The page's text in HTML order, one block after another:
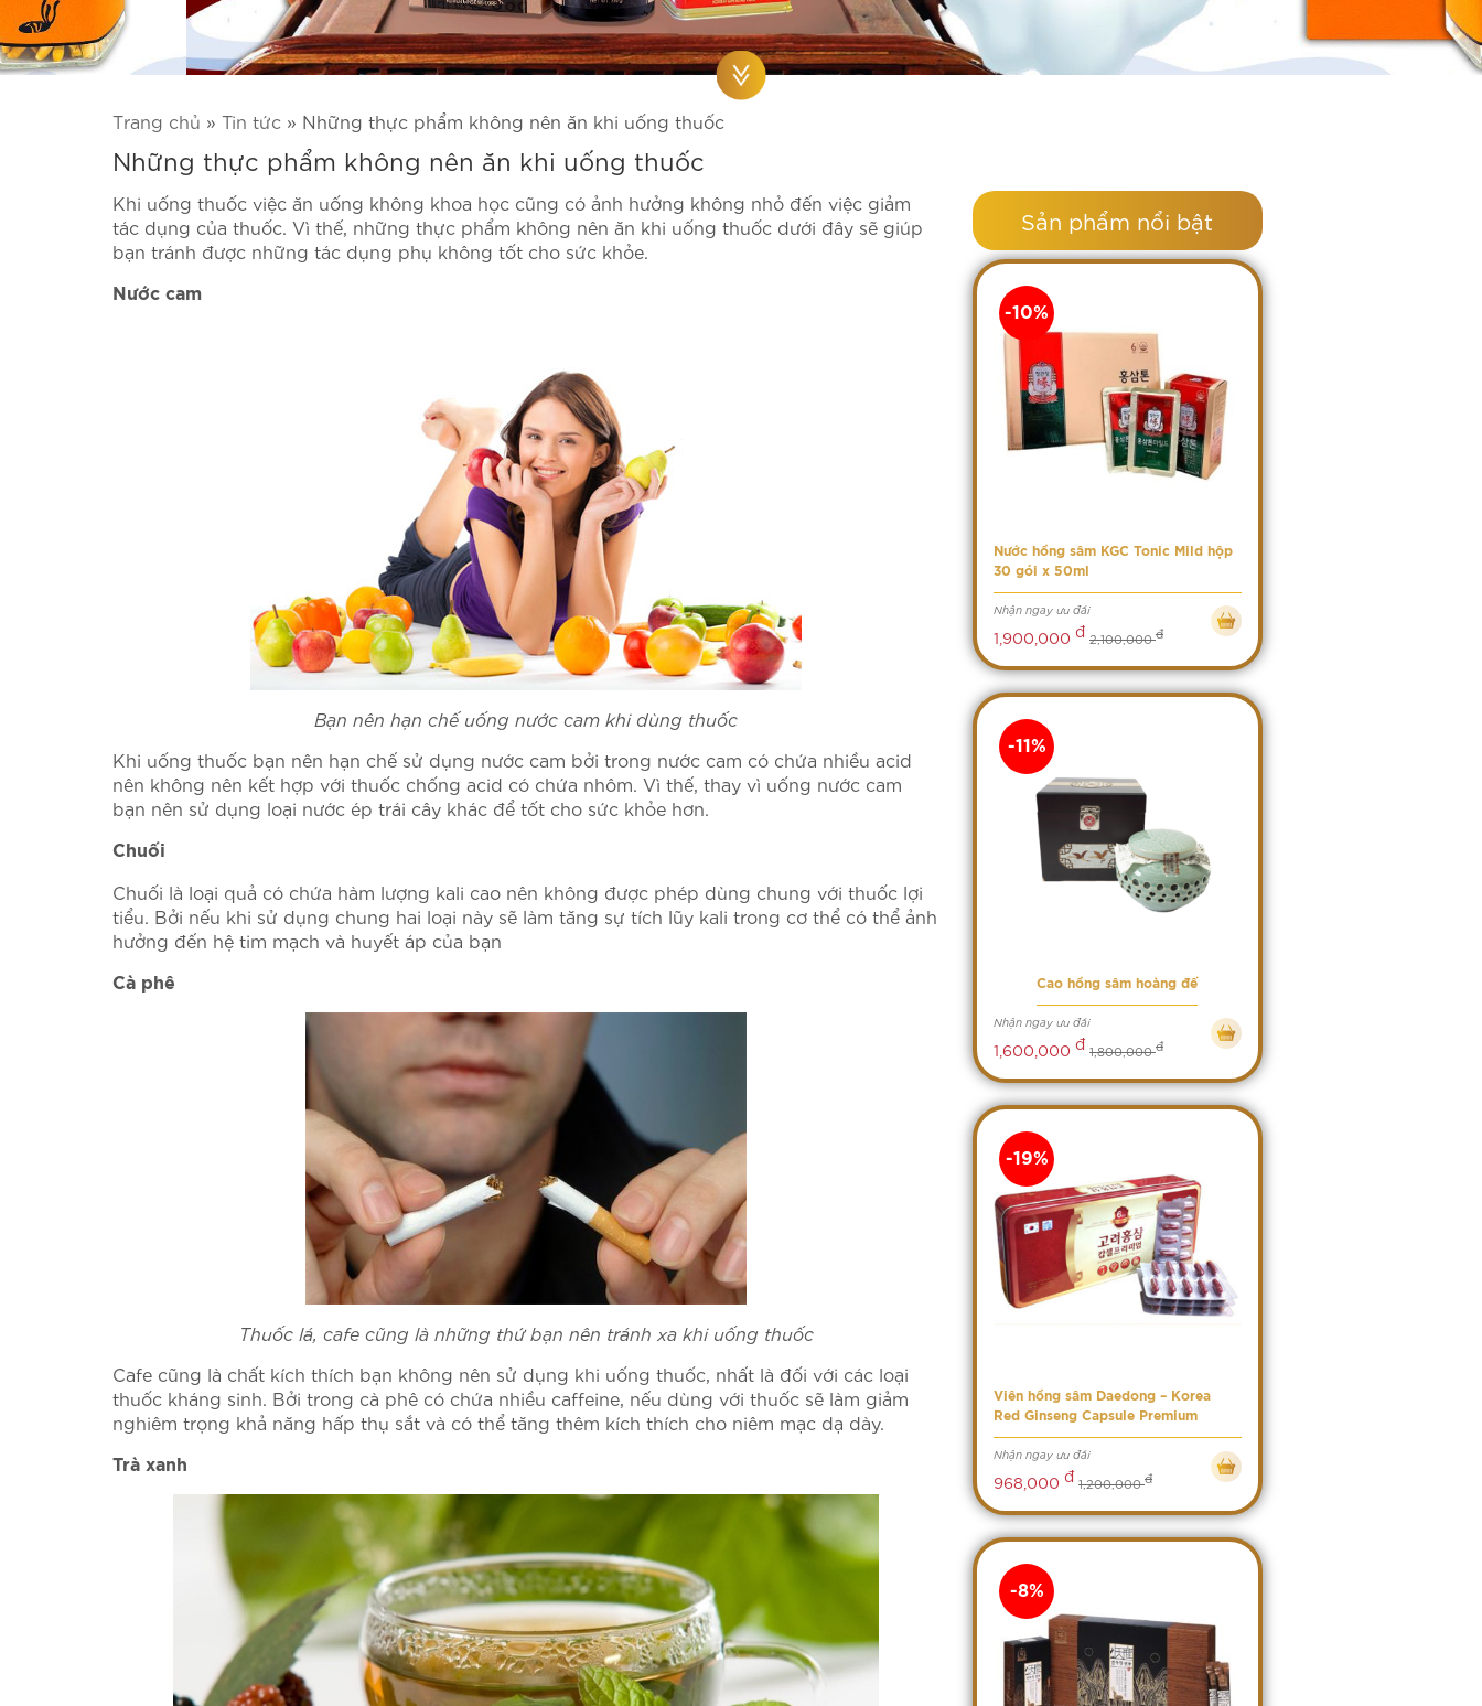
Trang chủ » Tin tức » Những thực phẩm không nên ăn khi uống thuốc
Những thực phẩm không nên ăn khi uống thuốc
Khi uống thuốc việc ăn uống không khoa học cũng có ảnh hưởng không nhỏ đến việc giảm
tác dụng của thuốc. Vì thế, những thực phẩm không nên ăn khi uống thuốc dưới đây sẽ giúp
bạn tránh được những tác dụng phụ không tốt cho sức khỏe.
Nước cam
Bạn nên hạn chế uống nước cam khi dùng thuốc
Khi uống thuốc bạn nên hạn chế sử dụng nước cam bởi trong nước cam có chứa nhiều acid
nên không nên kết hợp với thuốc chống acid có chứa nhôm. Vì thế, thay vì uống nước cam
bạn nên sử dụng loại nước ép trái cây khác để tốt cho sức khỏe hơn.
Chuối
Chuối là loại quả có chứa hàm lượng kali cao nên không được phép dùng chung với thuốc lợi
tiểu. Bởi nếu khi sử dụng chung hai loại này sẽ làm tăng sự tích lũy kali trong cơ thể có thể ảnh
hưởng đến hệ tim mạch và huyết áp của bạn
Cà phê
Thuốc lá, cafe cũng là những thứ bạn nên tránh xa khi uống thuốc
Cafe cũng là chất kích thích bạn không nên sử dụng khi uống thuốc, nhất là đối với các loại
thuốc kháng sinh. Bởi trong cà phê có chứa nhiều caffeine, nếu dùng với thuốc sẽ làm giảm
nghiêm trọng khả năng hấp thụ sắt và có thể tăng thêm kích thích cho niêm mạc dạ dày.
Trà xanh
Sản phẩm nổi bật
Nước hồng sâm KGC Tonic Mild hộp
30 gói x 50ml
Nhận ngay ưu đãi
1,900,000 đ 2,100,000đ
-10%
Cao hồng sâm hoàng đế
Nhận ngay ưu đãi
1,600,000 đ 1,800,000đ
-11%
Viên hồng sâm Daedong – Korea
Red Ginseng Capsule Premium
Nhận ngay ưu đãi
968,000 đ 1,200,000đ
-19%
-8%